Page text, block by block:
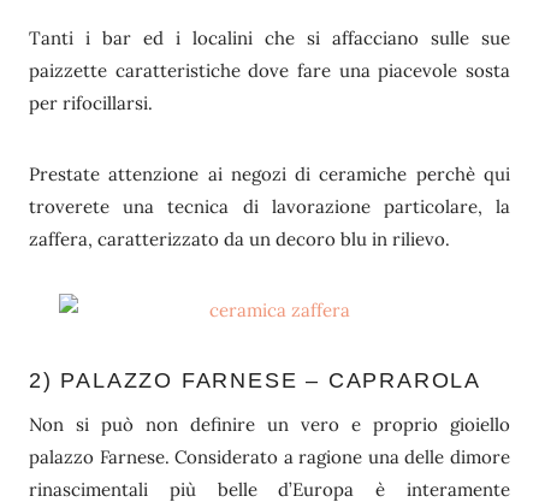
Tanti i bar ed i localini che si affacciano sulle sue
paizzette caratteristiche dove fare una piacevole sosta
per rifocillarsi.
Prestate attenzione ai negozi di ceramiche perchè qui
troverete una tecnica di lavorazione particolare, la
zaffera, caratterizzato da un decoro blu in rilievo.
2) PALAZZO FARNESE – CAPRAROLA
Non si può non definire un vero e proprio gioiello
palazzo Farnese. Considerato a ragione una delle dimore
rinascimentali più belle d’Europa è interamente